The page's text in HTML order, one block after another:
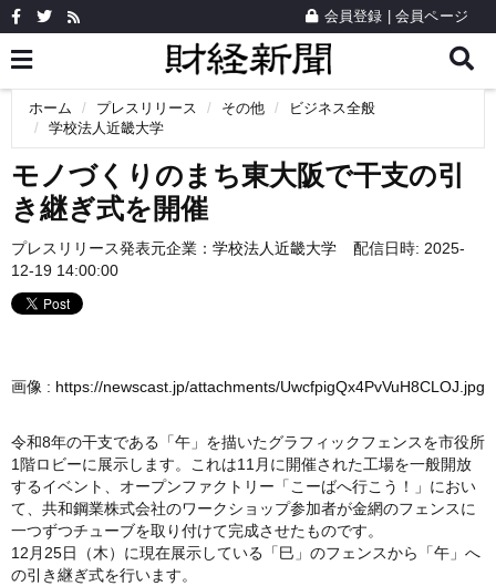
会員登録 会員ページ
ホーム プレスリリース その他
ビジネス全般
学校法人近畿大学
モノづくりのまち東大阪で干支の引
き継ぎ式を開催
プレスリリース発表元企業： 学校法人近畿大学
配信日時: 2025-
12-19 14:00:00
画像 : https://newscast.jp/attachments/UwcfpigQx4PvVuH8CLOJ.jpg
令和8年の干支である「午」を描いたグラフィックフェンスを市役所
1階ロビーに展示します。これは11月に開催された工場を一般開放
するイベント、オープンファクトリー「こーばへ行こう！」におい
て、共和鋼業株式会社のワークショップ参加者が金網のフェンスに
一つずつチューブを取り付けて完成させたものです。
12月25日（木）に現在展示している「巳」のフェンスから「午」へ
の引き継ぎ式を行います。